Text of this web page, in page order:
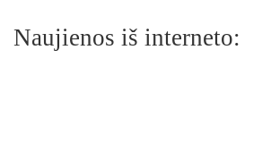
Naujienos iš interneto: